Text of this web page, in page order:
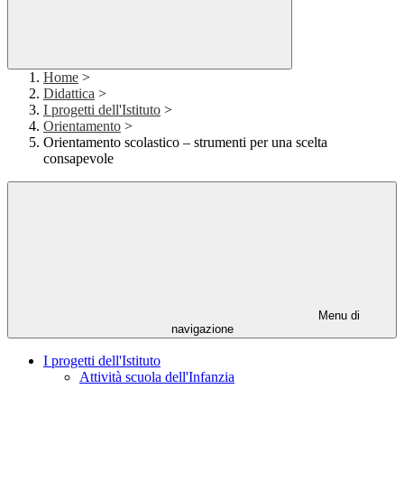
Home >
Didattica >
I progetti dell'Istituto >
Orientamento >
Orientamento scolastico – strumenti per una scelta
consapevole
Menu di
navigazione
I progetti dell'Istituto
Attività scuola dell'Infanzia